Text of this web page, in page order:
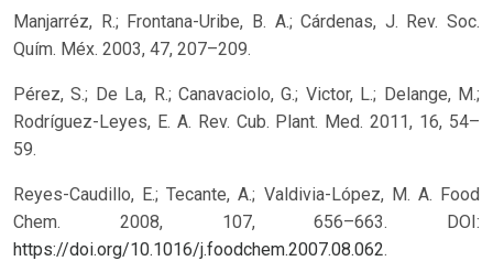
Manjarréz, R.; Frontana-Uribe, B. A.; Cárdenas, J. Rev. Soc.
Quím. Méx. 2003, 47, 207–209.
Pérez, S.; De La, R.; Canavaciolo, G.; Victor, L.; Delange, M.;
Rodríguez-Leyes, E. A. Rev. Cub. Plant. Med. 2011, 16, 54–
59.
Reyes-Caudillo, E.; Tecante, A.; Valdivia-López, M. A. Food
Chem. 2008, 107, 656–663. DOI:
https://doi.org/10.1016/j.foodchem.2007.08.062.